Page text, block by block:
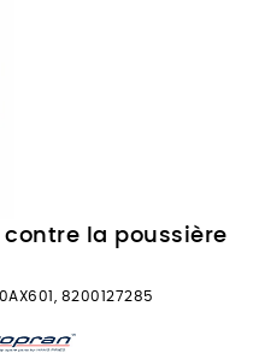
la poussière
8200127285